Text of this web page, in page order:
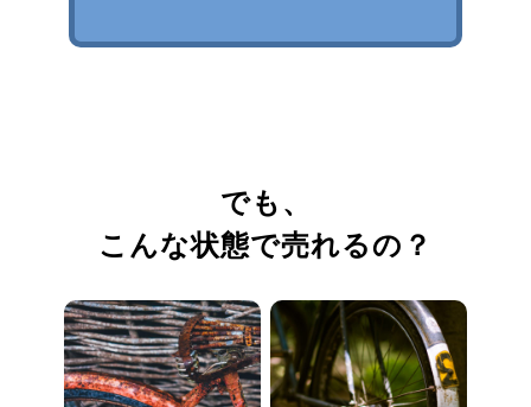
でも、
こんな状態で売れるの？